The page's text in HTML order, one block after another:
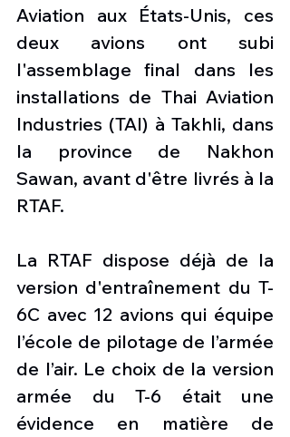
Aviation aux États-Unis, ces
deux avions ont subi
l'assemblage final dans les
installations de Thai Aviation
Industries (TAI) à Takhli, dans
la province de Nakhon
Sawan, avant d'être livrés à la
RTAF.
La RTAF dispose déjà de la
version d'entraînement du T-
6C avec 12 avions qui équipe
l’école de pilotage de l’armée
de l’air. Le choix de la version
armée du T-6 était une
évidence en matière de